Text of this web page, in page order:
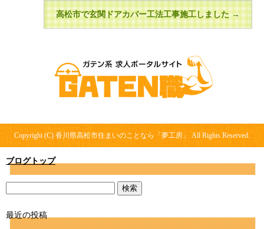
高松市で玄関ドアカバー工法工事施工しました→
Copyright (C) 香川県高松市住まいのことなら「夢工房」 All Rights Reserved.
ブログトップ
最近の投稿